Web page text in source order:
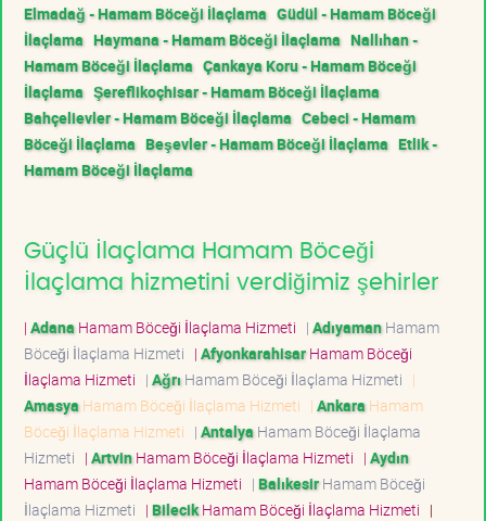
Elmadağ - Hamam Böceği İlaçlama Güdül - Hamam Böceği
İlaçlama Haymana - Hamam Böceği İlaçlama Nallıhan -
Hamam Böceği İlaçlama Çankaya Koru - Hamam Böceği
İlaçlama Şereflikoçhisar - Hamam Böceği İlaçlama
Bahçelievler - Hamam Böceği İlaçlama Cebeci - Hamam
Böceği İlaçlama Beşevler - Hamam Böceği İlaçlama Etlik -
Hamam Böceği İlaçlama
Güçlü İlaçlama Hamam Böceği
İlaçlama hizmetini verdiğimiz şehirler
| Adana Hamam Böceği İlaçlama Hizmeti | AdıyamanHamam
Böceği İlaçlama Hizmeti | AfyonkarahisarHamam Böceği
İlaçlama Hizmeti | Ağrı Hamam Böceği İlaçlama Hizmeti |
Amasya Hamam Böceği İlaçlama Hizmeti | Ankara Hamam
Böceği İlaçlama Hizmeti | Antalya Hamam Böceği İlaçlama
Hizmeti | ArtvinHamam Böceği İlaçlama Hizmeti | Aydın
Hamam Böceği İlaçlama Hizmeti | BalıkesirHamam Böceği
İlaçlama Hizmeti | BilecikHamam Böceği İlaçlama Hizmeti |